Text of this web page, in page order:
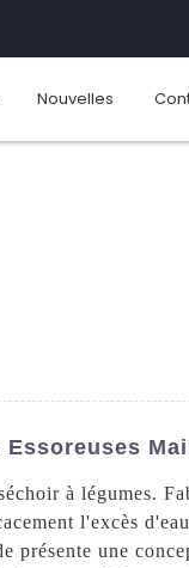
Nouvelles
à légumes.
l'excès
présente une